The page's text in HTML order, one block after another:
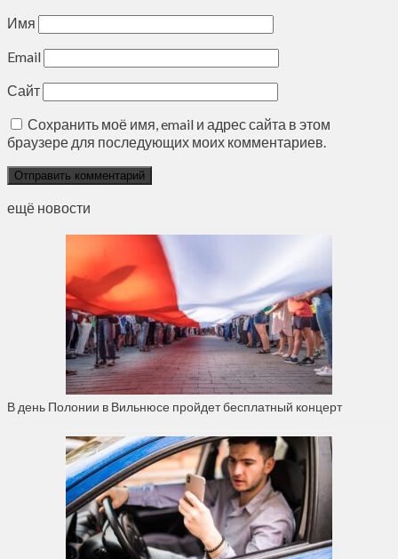
Имя
Email
Сайт
Сохранить моё имя, email и адрес сайта в этом
браузере для последующих моих комментариев.
ещё новости
В день Полонии в Вильнюсе пройдет бесплатный концерт